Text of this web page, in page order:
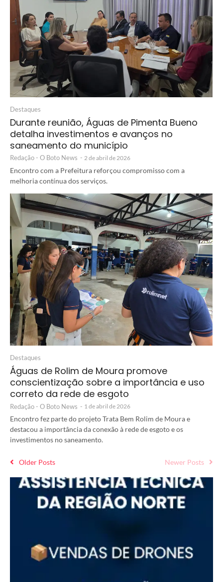
Destaques
Durante reunião, Águas de Pimenta Bueno
detalha investimentos e avanços no
saneamento do município
Redação - O Boto News - 2 de abril de 2026
Encontro com a Prefeitura reforçou compromisso com a
melhoria contínua dos serviços.
Destaques
Águas de Rolim de Moura promove
conscientização sobre a importância e uso
correto da rede de esgoto
Redação - O Boto News - 1 de abril de 2026
Encontro fez parte do projeto Trata Bem Rolim de Moura e
destacou a importância da conexão à rede de esgoto e os
investimentos no saneamento.
Older Posts Newer Posts